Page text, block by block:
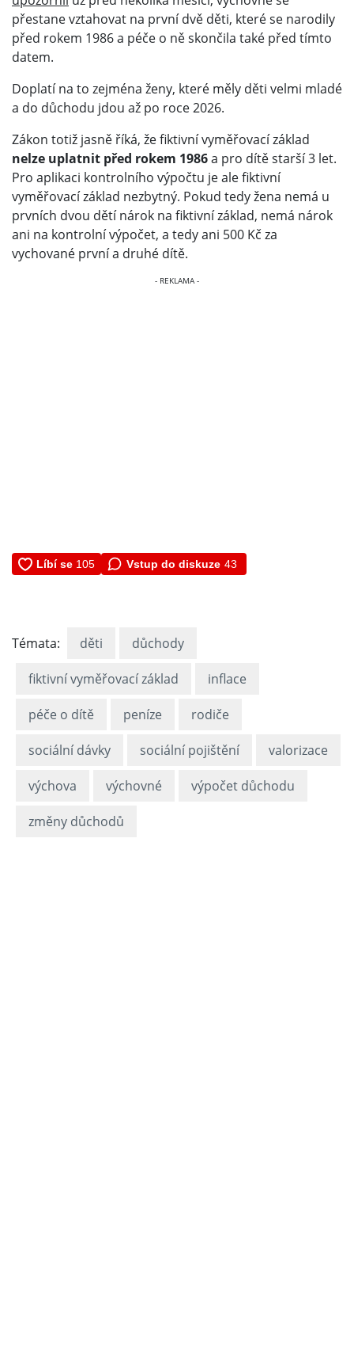
přestane vztahovat na první dvě děti, které se narodily
před rokem 1986 a péče o ně skončila také před tímto
datem.
Doplatí na to zejména ženy, které měly děti velmi mladé
a do důchodu jdou až po roce 2026.
Zákon totiž jasně říká, že fiktivní vyměřovací základ
nelze uplatnit před rokem 1986a pro dítě starší 3 let.
Pro aplikaci kontrolního výpočtu je ale fiktivní
vyměřovací základ nezbytný. Pokud tedy žena nemá u
prvních dvou dětí nárok na fiktivní základ, nemá nárok
ani na kontrolní výpočet, a tedy ani 500 Kč za
vychované první a druhé dítě.
Vstup do diskuze 43
Témata: děti důchody
fiktivní vyměřovací základ inflace
péče o dítě peníze rodiče
sociální dávky sociální pojištění valorizace
výchova výchovné výpočet důchodu
změny důchodů